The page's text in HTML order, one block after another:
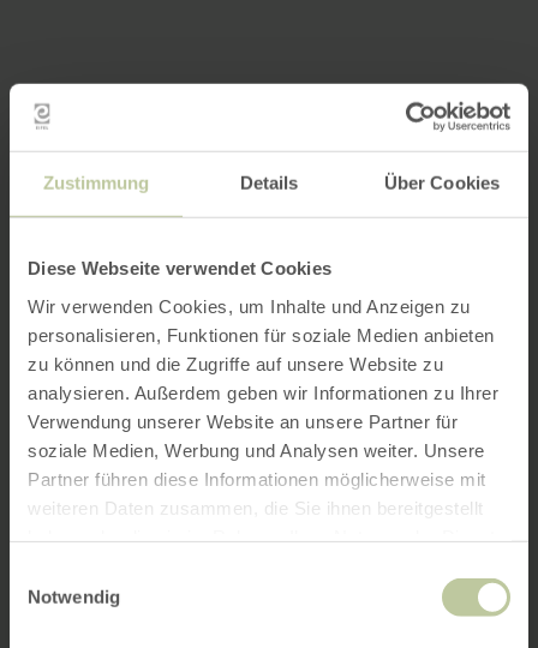
Zustimmung Details Über Cookies
Diese Webseite verwendet Cookies
Wir verwenden Cookies, um Inhalte und Anzeigen zu
personalisieren, Funktionen für soziale Medien anbieten
zu können und die Zugriffe auf unsere Website zu
analysieren. Außerdem geben wir Informationen zu Ihrer
Verwendung unserer Website an unsere Partner für
soziale Medien, Werbung und Analysen weiter. Unsere
Partner führen diese Informationen möglicherweise mit
weiteren Daten zusammen, die Sie ihnen bereitgestellt
Notwendig